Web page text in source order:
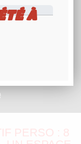
À
PERSO : 8